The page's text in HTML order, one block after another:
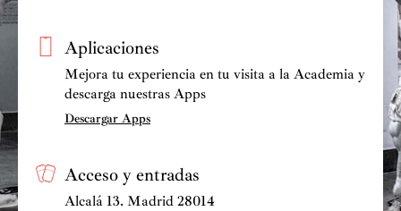
Aplicaciones
Mejora tu experiencia en tu visita a la Academia y
descarga nuestras Apps
Descargar Apps
Acceso y entradas
Alcalá 13. Madrid 28014